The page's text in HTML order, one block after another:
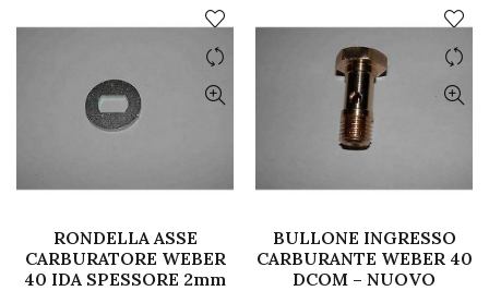
RONDELLA ASSE
CARBURATORE WEBER
40 IDA SPESSORE 2mm
BULLONE INGRESSO
CARBURANTE WEBER 40
DCOM – NUOVO